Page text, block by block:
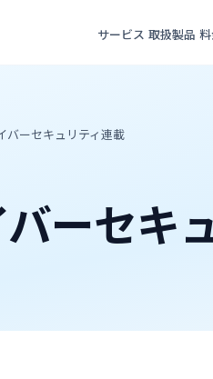
サービス 取扱製品
バーセキュリティ連載
ーセキ